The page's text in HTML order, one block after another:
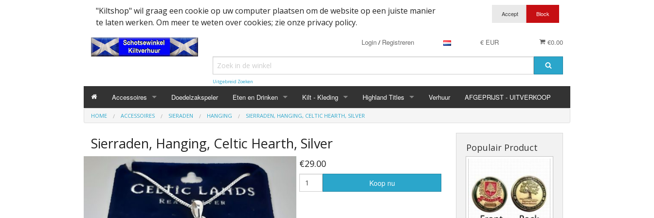
"Kiltshop" wil graag een cookie op uw computer plaatsen om de website op een juiste manier
te laten werken. Om meer te weten over cookies; zie onze privacy policy.
€0.00
€ EUR
Login/ Registreren
Uitgebreid Zoeken
Accessoires
Kleding accesssoiresBelt
MacPowder accessoires
Buckle
Cap Badges
Flashes
Collector items en CuriosaCap Badges Oud
Militairy Collector items
Wapenschild
Decoratie
Doedelzak - Piper - muziek benodigdheden
Doedelzakspeler Eten en Drinken
Haggis
IRN-BRU
Mokken
Whisky
Kilt - Kleding
Belted kilt - Great kilt
Boxer shorts
Cape
Dutch Friendship Tartan producten
Highland Titles
Highland Titles accessoires
Verhuur AFGEPRIJST - UITVERKOOP
HOME ACCESSOIRES SIERADEN HANGING SIERRADEN, HANGING, CELTIC HEARTH, SILVER
Sierraden, Hanging, Celtic Hearth, Silver
€29.00
Koop nu
Populair Product